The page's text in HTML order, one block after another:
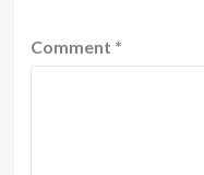
Comment *